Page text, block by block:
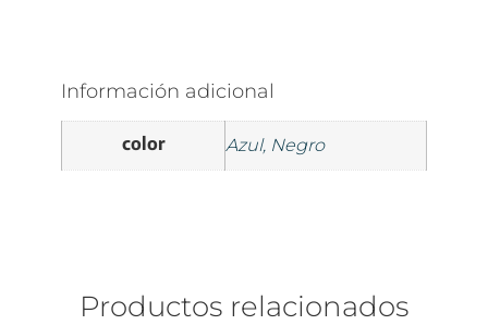
Información adicional
color Azul, Negro
Productos relacionados